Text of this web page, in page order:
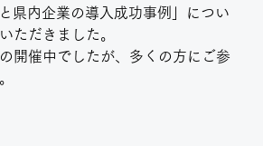
県内企業の導入成功事例」につい
ただきました。
開催中でしたが、多くの方にご参